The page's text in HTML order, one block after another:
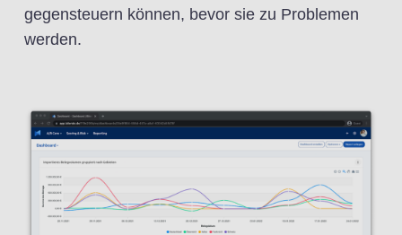
gegensteuern können, bevor sie zu Problemen
werden.